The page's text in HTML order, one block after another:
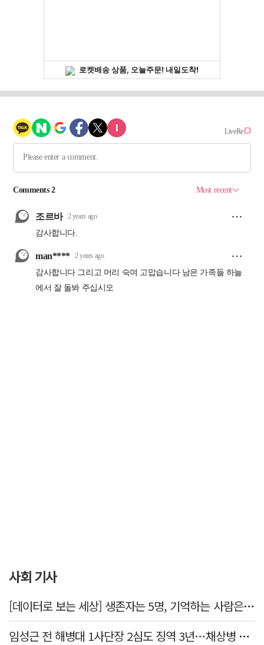
사회 기사
[데이터로 보는 세상] 생존자는 5명, 기억하는 사람은 늘었다
임성근 전 해병대 1사단장 2심도 징역 3년…채상병 순직 책임 유죄